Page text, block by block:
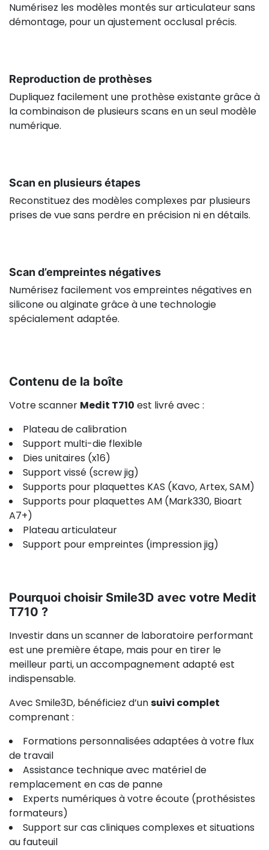
Numérisez les modèles montés sur articulateur sans
démontage, pour un ajustement occlusal précis.
Reproduction de prothèses
Dupliquez facilement une prothèse existante grâce à
la combinaison de plusieurs scans en un seul modèle
numérique.
Scan en plusieurs étapes
Reconstituez des modèles complexes par plusieurs
prises de vue sans perdre en précision ni en détails.
Scan d’empreintes négatives
Numérisez facilement vos empreintes négatives en
silicone ou alginate grâce à une technologie
spécialement adaptée.
Contenu de la boîte
Votre scanner Medit T710 est livré avec :
Plateau de calibration
Support multi-die flexible
Dies unitaires (x16)
Support vissé (screw jig)
Supports pour plaquettes KAS (Kavo, Artex, SAM)
Supports pour plaquettes AM (Mark330, Bioart
A7+)
Plateau articulateur
Support pour empreintes (impression jig)
Pourquoi choisir Smile3D avec votre Medit
T710 ?
Investir dans un scanner de laboratoire performant
est une première étape, mais pour en tirer le
meilleur parti, un accompagnement adapté est
indispensable.
Avec Smile3D, bénéficiez d’unsuivi complet
comprenant :
Formations personnalisées adaptées à votre flux
de travail
Assistance technique avec matériel de
remplacement en cas de panne
Experts numériques à votre écoute (prothésistes
formateurs)
Support sur cas cliniques complexes et situations
au fauteuil